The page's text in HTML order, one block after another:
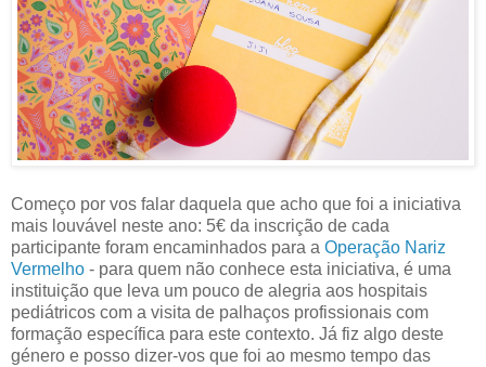
Começo por vos falar daquela que acho que foi a iniciativa
mais louvável neste ano: 5€ da inscrição de cada
participante foram encaminhados para a Operação Nariz
Vermelho - para quem não conhece esta iniciativa, é uma
instituição que leva um pouco de alegria aos hospitais
pediátricos com a visita de palhaços profissionais com
formação específica para este contexto. Já fiz algo deste
género e posso dizer-vos que foi ao mesmo tempo das